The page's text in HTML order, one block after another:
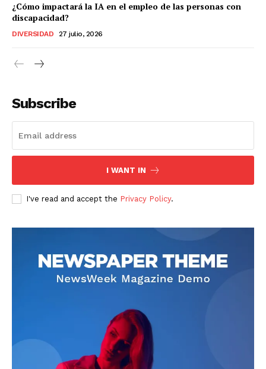
¿Cómo impactará la IA en el empleo de las personas con
discapacidad?
DIVERSIDAD 27 julio, 2026
Subscribe
I WANT IN
I've read and accept the Privacy Policy.